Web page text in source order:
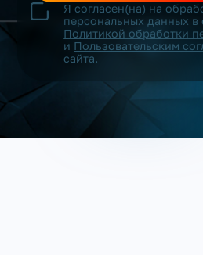
Я согласен(на) на
персональных данных в
Политикой обработки
и Пользовательским
сайта.